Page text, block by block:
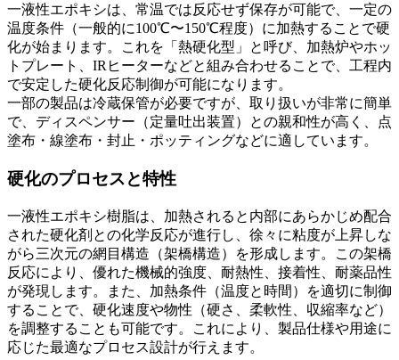
一液性エポキシは、常温では反応せず保存が可能で、一定の
温度条件（一般的に100℃〜150℃程度）に加熱することで硬
化が始まります。これを「熱硬化型」と呼び、加熱炉やホッ
トプレート、IRヒーターなどと組み合わせることで、工程内
で安定した硬化反応制御が可能になります。
一部の製品は冷蔵保管が必要ですが、取り扱いが非常に簡単
で、ディスペンサー（定量吐出装置）との親和性が高く、点
塗布・線塗布・封止・ポッティングなどに適しています。
硬化のプロセスと特性
一液性エポキシ樹脂は、加熱されると内部にあらかじめ配合
された硬化剤との化学反応が進行し、徐々に粘度が上昇しな
がら三次元の網目構造（架橋構造）を形成します。この架橋
反応により、優れた機械的強度、耐熱性、接着性、耐薬品性
が発現します。また、加熱条件（温度と時間）を適切に制御
することで、硬化速度や物性（硬さ、柔軟性、収縮率など）
を調整することも可能です。これにより、製品仕様や用途に
応じた最適なプロセス設計が行えます。